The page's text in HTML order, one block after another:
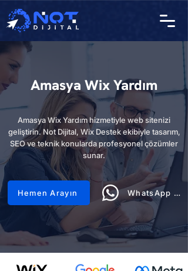
Amasya Wix Yardım
Amasya Wix Yardım hizmetiyle web sitenizi
geliştirin. Not Dijital, Wix Destek ekibiyle tasarım,
SEO ve teknik konularda profesyonel çözümler
sunar.
Hemen Arayın WhatsApp Hattı